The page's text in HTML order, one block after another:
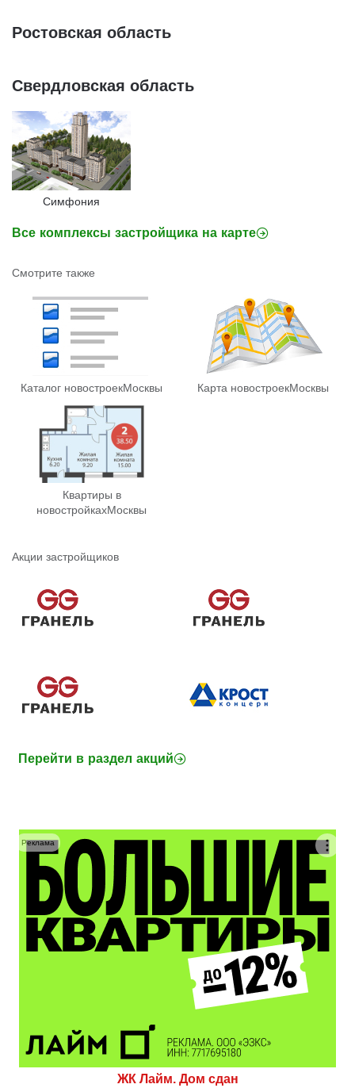
Ростовская область
Свердловская область
Симфония
Все комплексы застройщика на карте
Смотрите также
Каталог новостроекМосквы Карта новостроекМосквы
Квартиры в
новостройкахМосквы
Акции застройщиков
Перейти в раздел акций
ЖК Лайм. Дом сдан
Реклама